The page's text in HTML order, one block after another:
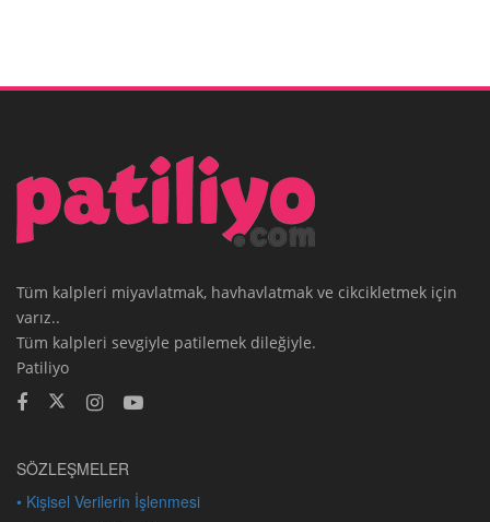
Tüm kalpleri miyavlatmak, havhavlatmak ve cikcikletmek için
varız..
Tüm kalpleri sevgiyle patilemek dileğiyle.
Patiliyo
SÖZLEŞMELER
• Kişisel Verilerin İşlenmesi